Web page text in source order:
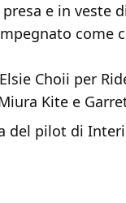
e in veste
come
Choii per
Kite e
del pilot di